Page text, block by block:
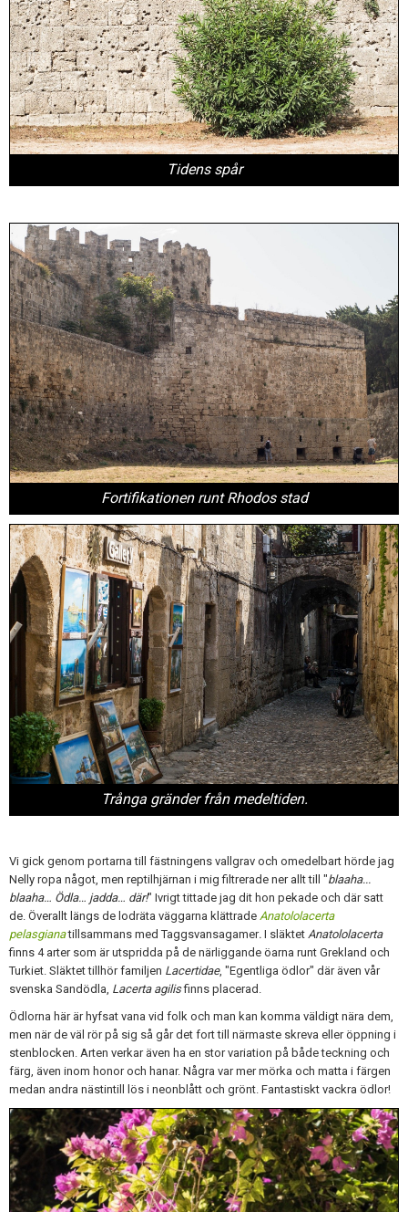
Tidens spår
Fortifikationen runt Rhodos stad
Trånga gränder från medeltiden.
Vi gick genom portarna till fästningens vallgrav och omedelbart hörde jag
Nelly ropa något, men reptilhjärnan i mig filtrerade ner allt till "blaaha...
blaaha… Ödla… jadda… där!" Ivrigt tittade jag dit hon pekade och där satt
de. Överallt längs de lodräta väggarna klättrade Anatololacerta
pelasgianatillsammans med Taggsvansagamer. I släktet Anatololacerta
finns 4 arter som är utspridda på de närliggande öarna runt Grekland och
Turkiet. Släktet tillhör familjen Lacertidae, "Egentliga ödlor" där även vår
svenska Sandödla, Lacerta agilisfinns placerad.
Ödlorna här är hyfsat vana vid folk och man kan komma väldigt nära dem,
men när de väl rör på sig så går det fort till närmaste skreva eller öppning i
stenblocken. Arten verkar även ha en stor variation på både teckning och
färg, även inom honor och hanar. Några var mer mörka och matta i färgen
medan andra nästintill lös i neonblått och grönt. Fantastiskt vackra ödlor!